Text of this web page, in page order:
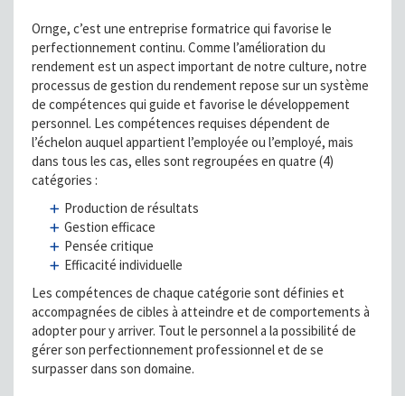
Ornge, c’est une entreprise formatrice qui favorise le
perfectionnement continu. Comme l’amélioration du
rendement est un aspect important de notre culture, notre
processus de gestion du rendement repose sur un système
de compétences qui guide et favorise le développement
personnel. Les compétences requises dépendent de
l’échelon auquel appartient l’employée ou l’employé, mais
dans tous les cas, elles sont regroupées en quatre (4)
catégories :
Production de résultats
Gestion efficace
Pensée critique
Efficacité individuelle
Les compétences de chaque catégorie sont définies et
accompagnées de cibles à atteindre et de comportements à
adopter pour y arriver. Tout le personnel a la possibilité de
gérer son perfectionnement professionnel et de se
surpasser dans son domaine.